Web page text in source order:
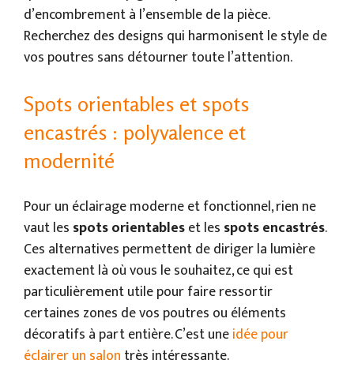
d’encombrement à l’ensemble de la pièce.
Recherchez des designs qui harmonisent le style de
vos poutres sans détourner toute l’attention.
Spots orientables et spots
encastrés : polyvalence et
modernité
Pour un éclairage moderne et fonctionnel, rien ne
vaut les spots orientableset les spots encastrés
Ces alternatives permettent de diriger la lumière
exactement là où vous le souhaitez, ce qui est
particulièrement utile pour faire ressortir
certaines zones de vos poutres ou éléments
décoratifs à part entière. C’est uneidée pour
éclairer un salon très intéressante.